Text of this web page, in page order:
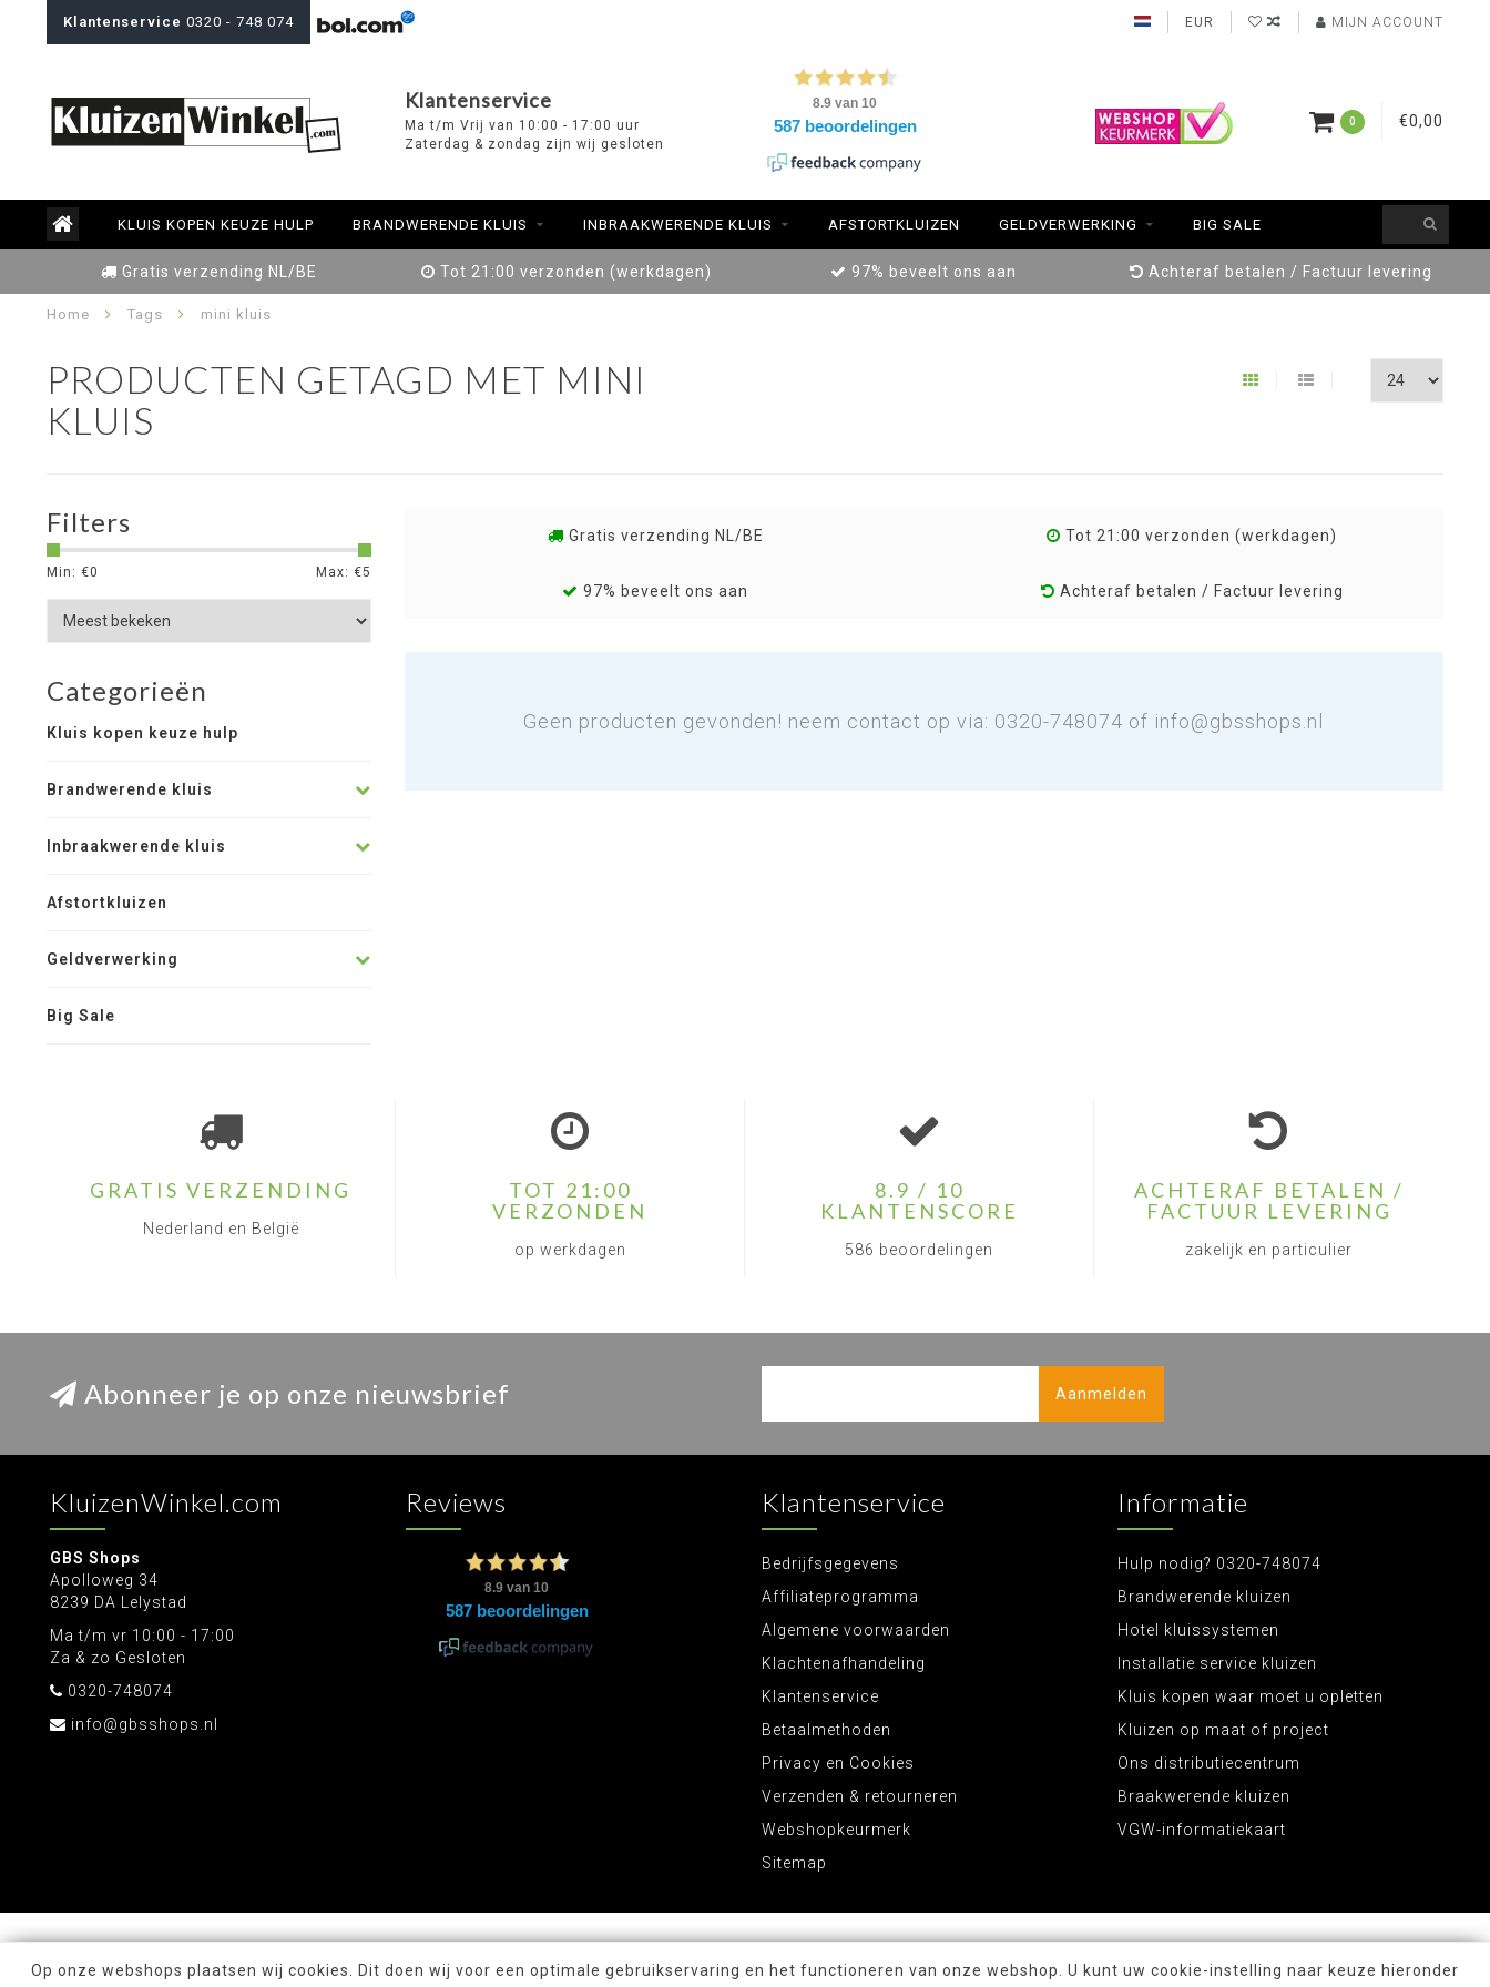
Klantenservice 0320 - 748 074 EUR MIJN ACCOUNT
Klantenservice
Ma t/m Vrij van 10:00 - 17:00 uur
Zaterdag & zondag zijn wij gesloten
0 €0,00
KLUIS KOPEN KEUZE HULP BRANDWERENDE KLUIS INBRAAKWERENDE KLUIS AFSTORTKLUIZEN GELDVERWERKING BIG SALE
Gratis verzending NL/BE Tot 21:00 verzonden (werkdagen) 97% beveelt ons aan Achteraf betalen / Factuur levering
Home Tags mini kluis
PRODUCTEN GETAGD MET MINI
KLUIS
Filters
Min: €0 Max: €5
Categorieën
Kluis kopen keuze hulp
Brandwerende kluis
Inbraakwerende kluis
Afstortkluizen
Geldverwerking
Big Sale
Gratis verzending NL/BE Tot 21:00 verzonden (werkdagen)
97% beveelt ons aan Achteraf betalen / Factuur levering
Geen producten gevonden! neem contact op via: 0320-748074 of info@gbsshops.nl
GRATIS VERZENDING
Nederland en België
TOT 21:00
VERZONDEN
op werkdagen
8.9 / 10
KLANTENSCORE
586 beoordelingen
ACHTERAF BETALEN /
FACTUUR LEVERING
zakelijk en particulier
Abonneer je op onze nieuwsbrief Aanmelden
KluizenWinkel.com
GBS Shops
Apolloweg 34
8239 DA Lelystad
Ma t/m vr 10:00 - 17:00
Za & zo Gesloten
0320-748074
info@gbsshops.nl
Reviews Klantenservice
Bedrijfsgegevens
Affiliateprogramma
Algemene voorwaarden
Klachtenafhandeling
Klantenservice
Betaalmethoden
Privacy en Cookies
Verzenden & retourneren
Webshopkeurmerk
Sitemap
Informatie
Hulp nodig? 0320-748074
Brandwerende kluizen
Hotel kluissystemen
Installatie service kluizen
Kluis kopen waar moet u opletten
Kluizen op maat of project
Ons distributiecentrum
Braakwerende kluizen
VGW-informatiekaart
Op onze webshops plaatsen wij cookies. Dit doen wij voor een optimale gebruikservaring en het functioneren van onze webshop. U kunt uw cookie-instelling naar keuze hieronder